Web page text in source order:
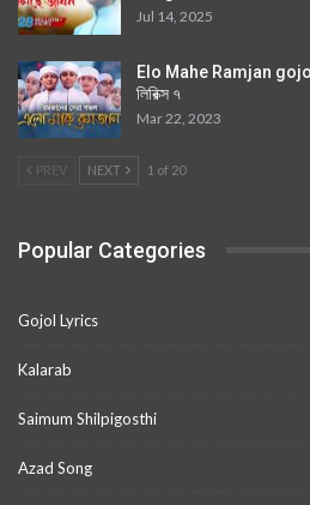
Jul 14, 2025
Elo Mahe Ramjan gojol
লিরিক্স ৭
Mar 22, 2023
PREV NEXT 1 of 20
Popular Categories
Gojol Lyrics
Kalarab
Saimum Shilpigosthi
Azad Song